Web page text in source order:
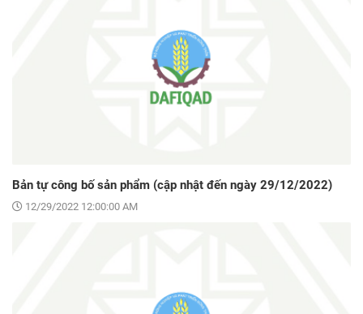
Bản tự công bố sản phẩm (cập nhật đến ngày 29/12/2022)
12/29/2022 12:00:00 AM